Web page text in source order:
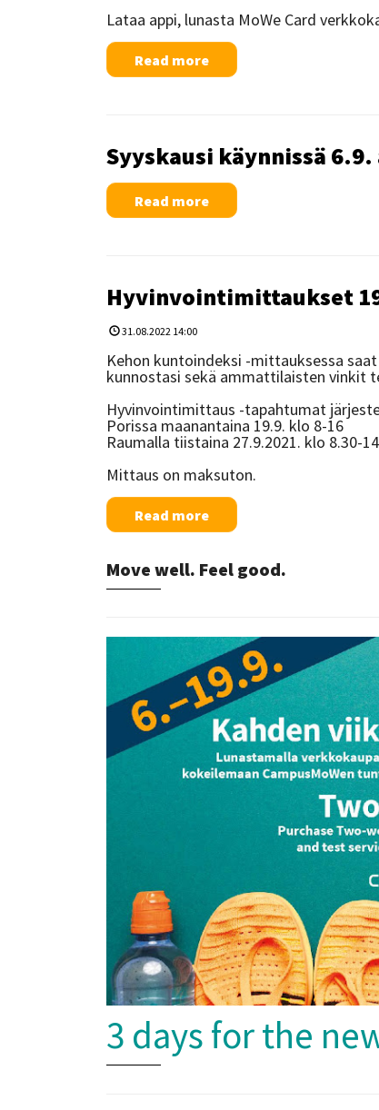
Lataa appi, lunasta MoWe Card
Read more
Syyskausi käynnissä
Read more
Hyvinvointimittaukset
31.08.2022 14:00
Kehon kuntoindeksi -mittauksessa
kunnostasi sekä ammattilaisten vinkit
Hyvinvointimittaus -tapahtumat
Porissa maanantaina 19.9. klo 8-16
Raumalla tiistaina 27.9.2021. klo 8.30-
Mittaus on maksuton.
Read more
Move well. Feel good.
3 days for the